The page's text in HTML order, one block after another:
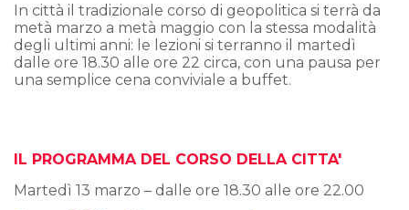
In città il tradizionale corso di geopolitica si terrà da
metà marzo a metà maggio con la stessa modalità
degli ultimi anni: le lezioni si terranno il martedì
dalle ore 18.30 alle ore 22 circa, con una pausa per
una semplice cena conviviale a buffet.
IL PROGRAMMA DEL CORSO DELLA CITTA'
Martedì 13 marzo – dalle ore 18.30 alle ore 22.00